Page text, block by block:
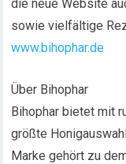
die neue Website
sowie vielfältige
www.bihophar.de
Über Bihophar
Bihophar bietet mit
größte
Marke gehört zu